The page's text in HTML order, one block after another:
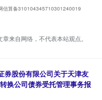
信算备310104345710301240019
来自网络，不代表本站观点。
券股份有限公司关于天津友
换公司债券受托管理事务报